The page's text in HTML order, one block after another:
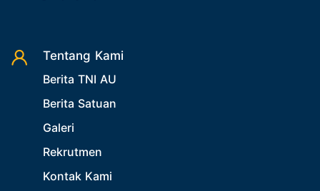
Tentang Kami
Berita TNI AU
Berita Satuan
Galeri
Rekrutmen
Kontak Kami